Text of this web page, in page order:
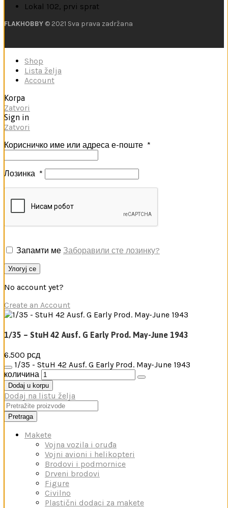
Lokal 102, prvi sprat
FLAKHOBBY © 2021 Sva prava zadržana
Shop
Lista želja
Account
Korpa
Zatvori
Sign in
Zatvori
Корисничко име или адреса е-поште *
Лозинка *
Запамти ме Заборавили сте лозинку?
Улогуј се
No account yet?
Create an Account
1/35 – StuH 42 Ausf. G Early Prod. May-June 1943
6.500 рсд
1/35 - StuH 42 Ausf. G Early Prod. May-June 1943
количина
Dodaj u korpu
Dodaj na listu želja
Pretraga
Makete
Vojna vozila i oruđa
Vojni avioni i helikopteri
Brodovi i podmornice
Drveni brodovi
Figure
Civilno
Plastični dodaci za makete